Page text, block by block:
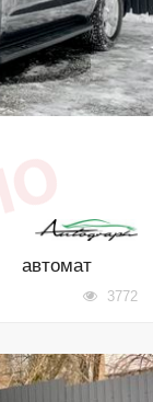
автомат
3772